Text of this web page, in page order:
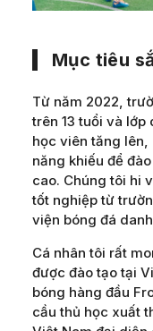
Mục tiêu
Từ năm 2022,
trên 13 tuổi và lớp
học viên tăng
năng khiếu để
cao. Chúng tôi hi
tốt nghiệp từ
viện bóng đá
Cá nhân tôi rất
được đào tạo tại
bóng hàng đầu
cầu thủ học xuất